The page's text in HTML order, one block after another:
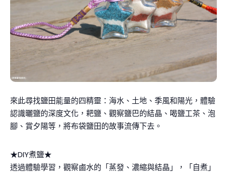
來此尋找鹽田能量的四精靈：海水、土地、季風和陽光，體驗
認識曬鹽的深度文化，耙鹽、觀察鹽巴的結晶、喝鹽工茶、泡
腳、賞夕陽等，將布袋鹽田的故事流傳下去。
★DIY煮鹽★
透過體驗學習，觀察鹵水的「蒸發、濃縮與結晶」，「自煮」